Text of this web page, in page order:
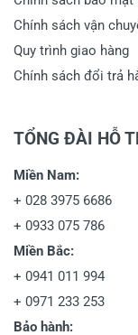
Chính sách vận
Quy trình giao hàng
Chính sách đổi trả
TỔNG ĐÀI HỖ
Miền Nam:
+ 028 3975 6686
+ 0933 075 786
Miền Bắc:
+ 0941 011 994
+ 0971 233 253
Bảo hành: